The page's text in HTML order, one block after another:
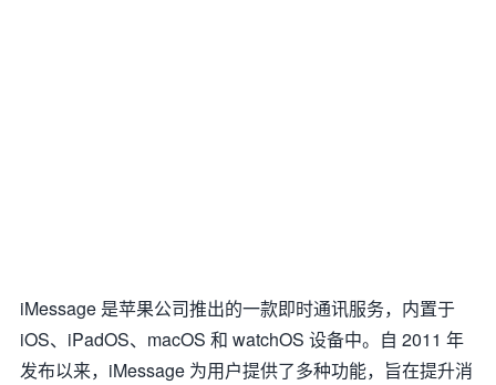
iMessage 是苹果公司推出的一款即时通讯服务，内置于
iOS、iPadOS、macOS 和 watchOS 设备中。自 2011 年
发布以来，iMessage 为用户提供了多种功能，旨在提升消